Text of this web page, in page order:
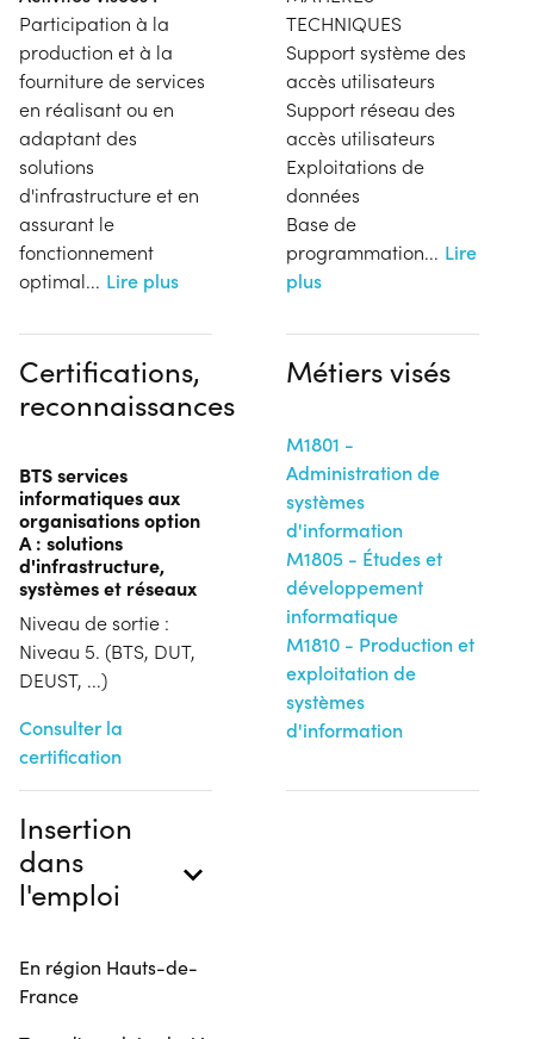
Participation à la
production et à la
fourniture de services
en réalisant ou en
adaptant des
solutions
d'infrastructure et en
assurant le
fonctionnement
optimal... Lire plus
TECHNIQUES
Support système des
accès utilisateurs
Support réseau des
accès utilisateurs
Exploitations de
données
Base de
programmation... Lire
plus
Certifications,
reconnaissances
BTS services
informatiques aux
organisations option
A : solutions
d'infrastructure,
systèmes et réseaux
Niveau de sortie :
Niveau 5. (BTS, DUT,
DEUST, ...)
Consulter la
certification
Métiers visés
M1801 -
Administration de
systèmes
d'information
M1805 - Études et
développement
informatique
M1810 - Production et
exploitation de
systèmes
d'information
Insertion
dans
l'emploi
En région Hauts-de-
France